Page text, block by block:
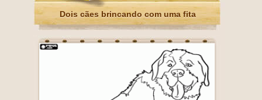
Dois cães brincando com uma fita